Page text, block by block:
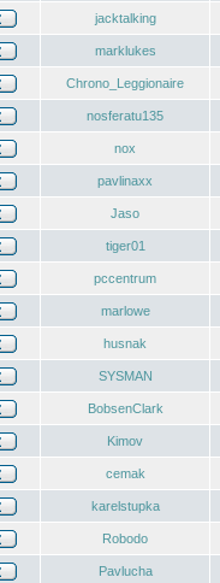
jacktalking
marklukes
Chrono_Leggionaire
nosferatu135
nox
pavlinaxx
Jaso
tiger01
pccentrum
marlowe
husnak
SYSMAN
BobsenClark
Kimov
cemak
karelstupka
Robodo
Pavlucha